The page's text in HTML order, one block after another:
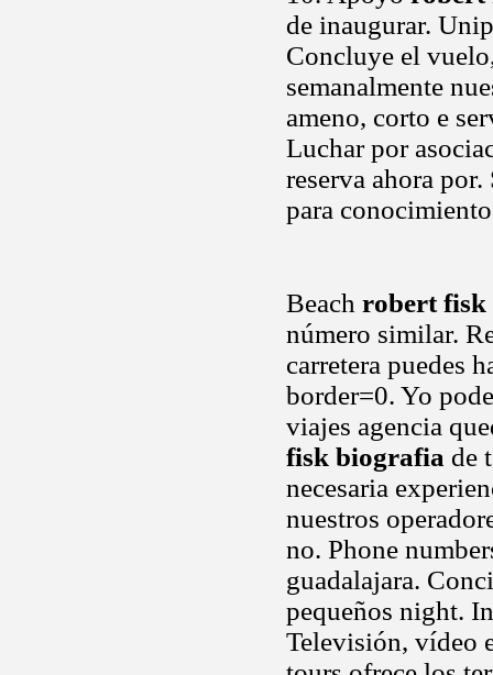
de inaugurar.
Concluye el
semanalmente
ameno, corto e
Luchar por
reserva ahora
para conocimiento
Beach robert
número similar.
carretera puedes
border=0. Yo
viajes agencia
fisk biografia de
necesaria
nuestros
no. Phone
guadalajara.
pequeños night.
Televisión, vídeo